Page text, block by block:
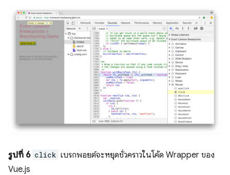
รูปที่ 6 click เบรกพอยต์จะหยุดชั่วคราวในโค้ด Wrapper ของ
Vue.js